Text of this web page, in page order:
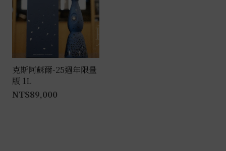
克斯阿蘇爾-25週年限量
版 1L
NT$89,000